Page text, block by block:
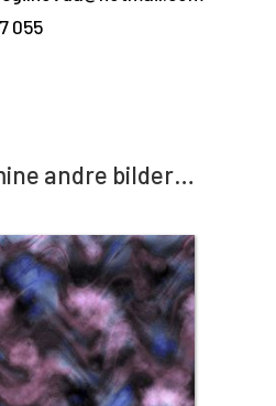
055
andre bilder…